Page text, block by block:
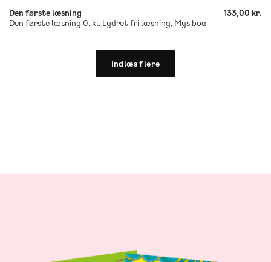
Den første læsning
Den første læsning 0. kl. Lydret fri læsning, Mys boa
133,00 kr.
Indlæs flere